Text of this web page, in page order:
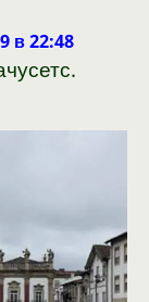
в 22:48